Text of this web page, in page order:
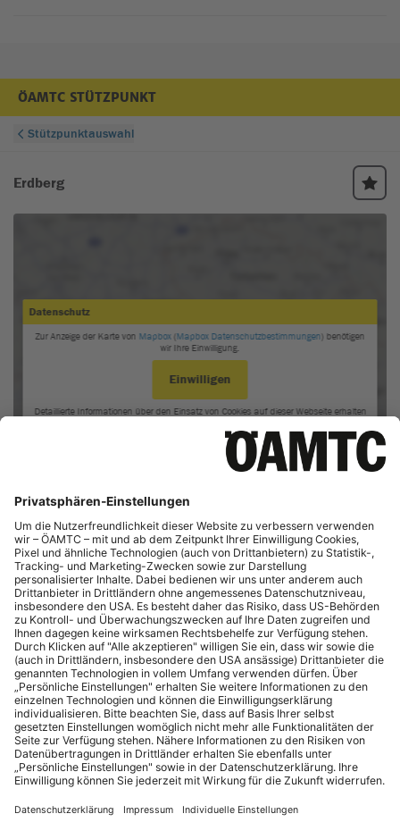
ÖAMTC STÜTZPUNKT